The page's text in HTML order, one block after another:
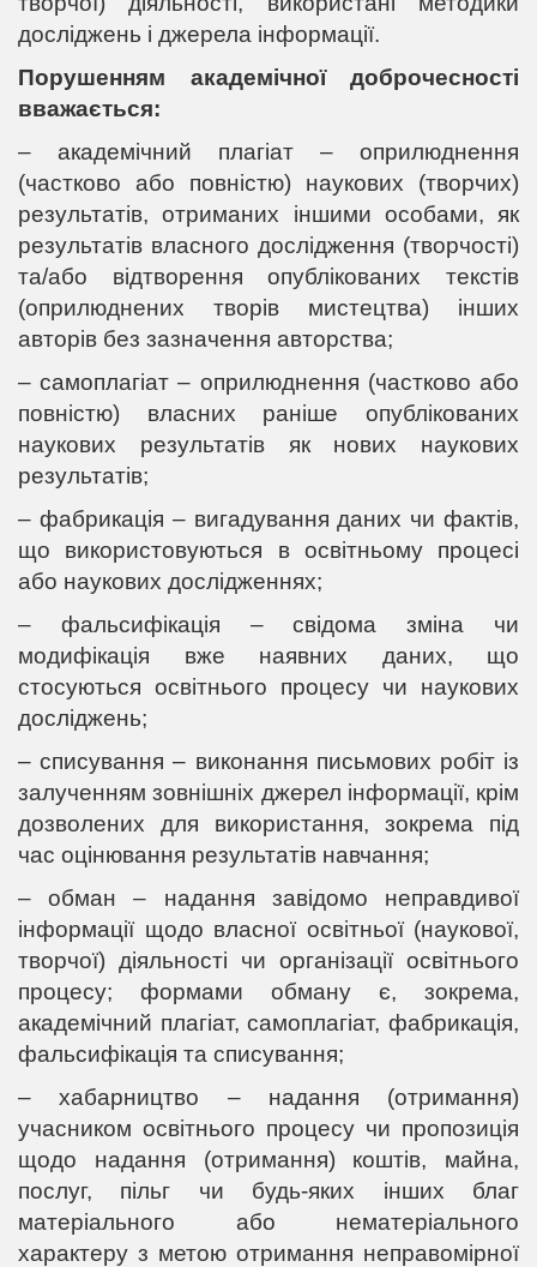
досліджень і джерела інформації.
Порушенням академічної доброчесності
вважається:
– академічний плагіат – оприлюднення
(частково або повністю) наукових (творчих)
результатів, отриманих іншими особами, як
результатів власного дослідження (творчості)
та/або відтворення опублікованих текстів
(оприлюднених творів мистецтва) інших
авторів без зазначення авторства;
– самоплагіат – оприлюднення (частково або
повністю) власних раніше опублікованих
наукових результатів як нових наукових
результатів;
– фабрикація – вигадування даних чи фактів,
що використовуються в освітньому процесі
або наукових дослідженнях;
– фальсифікація – свідома зміна чи
модифікація вже наявних даних, що
стосуються освітнього процесу чи наукових
досліджень;
– списування – виконання письмових робіт із
залученням зовнішніх джерел інформації, крім
дозволених для використання, зокрема під
час оцінювання результатів навчання;
– обман – надання завідомо неправдивої
інформації щодо власної освітньої (наукової,
творчої) діяльності чи організації освітнього
процесу; формами обману є, зокрема,
академічний плагіат, самоплагіат, фабрикація,
фальсифікація та списування;
– хабарництво – надання (отримання)
учасником освітнього процесу чи пропозиція
щодо надання (отримання) коштів, майна,
послуг, пільг чи будь-яких інших благ
матеріального або нематеріального
характеру з метою отримання неправомірної